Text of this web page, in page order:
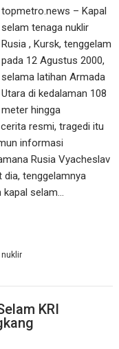
topmetro.news – Kapal
selam tenaga nuklir
Rusia , Kursk, tenggelam
pada 12 Agustus 2000,
selama latihan Armada
Utara di kedalaman 108
meter hingga
resmi, tragedi itu
informasi
Rusia Vyacheslav
dia, tenggelamnya
kapal selam…
nuklir
KRI